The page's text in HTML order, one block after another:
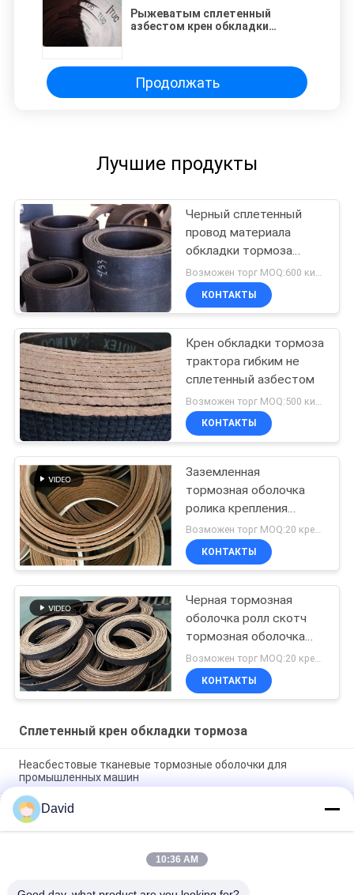
Рыжеватым сплетенный
азбестом крен обкладки
Продолжать
Лучшие продукты
Черный сплетенный
провод материала
обкладки тормоза
промышленный
латунный усилил
использование крана
КОНТАКТЫ
Крен обкладки тормоза
трактора гибким не
сплетенный азбестом
КОНТАКТЫ
Заземленная
тормозная оболочка
ролика крепления
лебедки тормозная
оболочка измельченная
тканевая тормозная
Возможен торг MOQ:20 кренов
КОНТАКТЫ
Черная тормозная
оболочка ролл скотч
тормозная оболочка
черный цвет тканевая
тормозная оболочка
Возможен торг MOQ:20 кренов
КОНТАКТЫ
Сплетенный крен обкладки тормоза
Неасбестовые тканевые тормозные оболочки для
промышленных машин
Безасбестовая тканая тормозная накладка в рулонах для
сахарных заводов, тракторов, кранов, подъемников и
лифтов
Гибкий тканый тормозной барабан для лебедки, лебедки,
David
10:36 AM